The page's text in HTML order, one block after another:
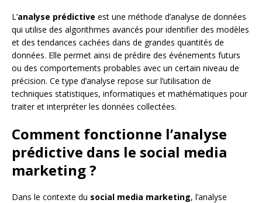
L’analyse prédictive est une méthode d’analyse de données
qui utilise des algorithmes avancés pour identifier des modèles
et des tendances cachées dans de grandes quantités de
données. Elle permet ainsi de prédire des événements futurs
ou des comportements probables avec un certain niveau de
précision. Ce type d’analyse repose sur l’utilisation de
techniques statistiques, informatiques et mathématiques pour
traiter et interpréter les données collectées.
Comment fonctionne l’analyse
prédictive dans le social media
marketing ?
Dans le contexte du social media marketing, l’analyse